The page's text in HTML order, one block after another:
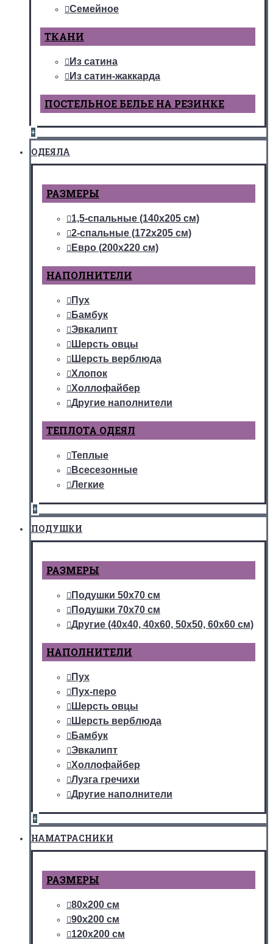
Семейное
ТКАНИ
Из сатина
Из сатин-жаккарда
ПОСТЕЛЬНОЕ БЕЛЬЕ НА РЕЗИНКЕ
+
ОДЕЯЛА
РАЗМЕРЫ
1,5-спальные (140х205 см)
2-спальные (172х205 см)
Евро (200х220 см)
НАПОЛНИТЕЛИ
Пух
Бамбук
Эвкалипт
Шерсть овцы
Шерсть верблюда
Хлопок
Холлофайбер
Другие наполнители
ТЕПЛОТА ОДЕЯЛ
Теплые
Всесезонные
Легкие
+
ПОДУШКИ
РАЗМЕРЫ
Подушки 50х70 см
Подушки 70х70 см
Другие (40х40, 40х60, 50х50, 60х60 см)
НАПОЛНИТЕЛИ
Пух
Пух-перо
Шерсть овцы
Шерсть верблюда
Бамбук
Эвкалипт
Холлофайбер
Лузга гречихи
Другие наполнители
+
НАМАТРАСНИКИ
РАЗМЕРЫ
80х200 см
90х200 см
120х200 см